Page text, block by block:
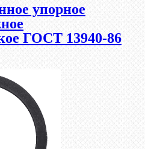
упорное
ГОСТ 13940-86